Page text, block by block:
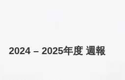
2024 – 2025年度 週報